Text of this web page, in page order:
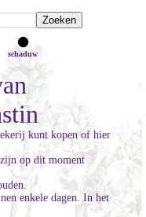
schaduw
kunt kopen of hier
op dit moment
enkele dagen. In het